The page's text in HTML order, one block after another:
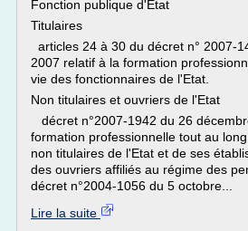
Fonction publique d'État
Titulaires
articles 24 à 30 du décret n° 2007-
2007 relatif à la formation
vie des fonctionnaires de l'Etat.
Non titulaires et ouvriers de l'Etat
décret n°2007-1942 du 26
formation professionnelle tout au
non titulaires de l'Etat et de ses
des ouvriers affiliés au régime des
décret n°2004-1056 du 5 octobre...
Lire la suite